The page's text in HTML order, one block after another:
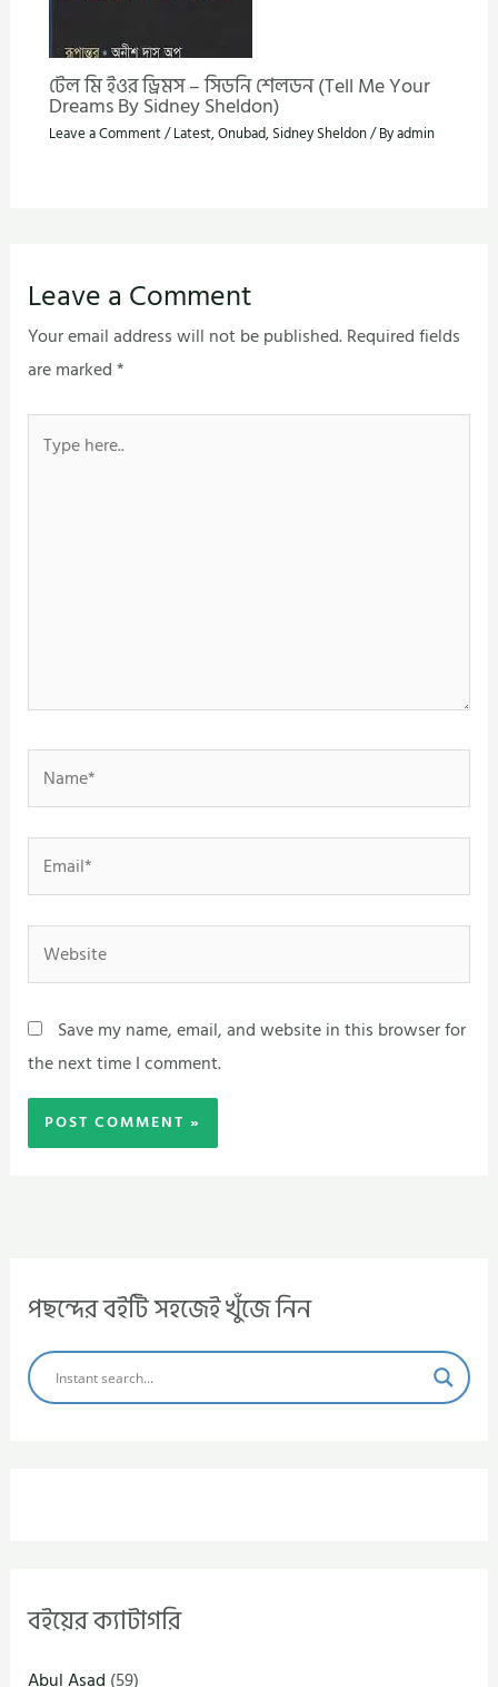
টেল মি ইওর ড্রিমস – সিডনি শেলডন (Tell Me Your
Dreams By Sidney Sheldon)
Leave a Comment/Latest,Onubad, Sidney Sheldon/ Byadmin
Leave a Comment
Your email address will not be published.Required fields
are marked*
here..
Name*
Email*
Website
Save my name, email, and website in this browser for
the next time I comment.
পছন্দের বইটি সহজেই খুঁজে নিন
বইয়ের ক্যাটাগরি
Abul Asad (59)